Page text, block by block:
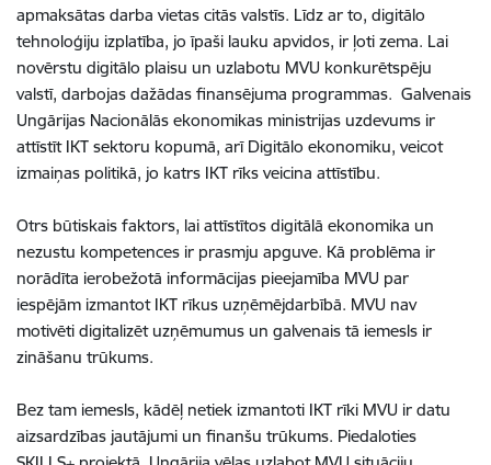
apmaksātas darba vietas citās valstīs. Līdz ar to, digitālo
tehnoloģiju izplatība, jo īpaši lauku apvidos, ir ļoti zema. Lai
novērstu digitālo plaisu un uzlabotu MVU konkurētspēju
valstī, darbojas dažādas finansējuma programmas. Galvenais
Ungārijas Nacionālās ekonomikas ministrijas uzdevums ir
attīstīt IKT sektoru kopumā, arī Digitālo ekonomiku, veicot
izmaiņas politikā, jo katrs IKT rīks veicina attīstību.
Otrs būtiskais faktors, lai attīstītos digitālā ekonomika un
nezustu kompetences ir prasmju apguve. Kā problēma ir
norādīta ierobežotā informācijas pieejamība MVU par
iespējām izmantot IKT rīkus uzņēmējdarbībā. MVU nav
motivēti digitalizēt uzņēmumus un galvenais tā iemesls ir
zināšanu trūkums.
Bez tam iemesls, kādēļ netiek izmantoti IKT rīki MVU ir datu
aizsardzības jautājumi un finanšu trūkums. Piedaloties